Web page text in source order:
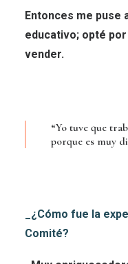
Entonces me puse
educativo; opté
vender.
“Yo tuve que
porque es muy
_¿Cómo fue la
Comité?